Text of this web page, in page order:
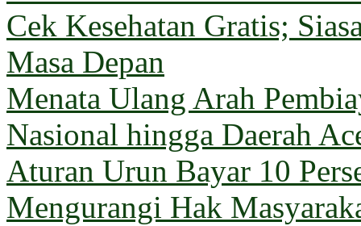
Cek Kesehatan Gratis;
Masa Depan
Menata Ulang Arah
Nasional hingga Daerah
Aturan Urun Bayar 10
Mengurangi Hak